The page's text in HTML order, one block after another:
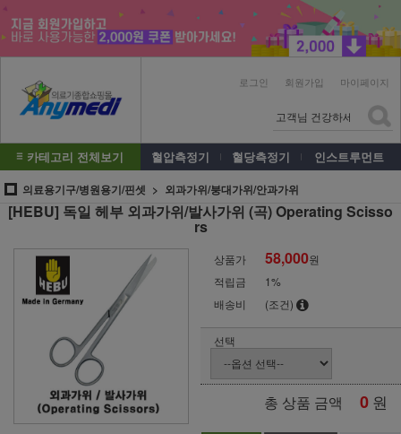
로그인 회원가입 마이페이지
카테고리 전체보기 혈압측정기 혈당측정기 인스트루먼트
의료용기구/병원용기/핀셋 외과가위/붕대가위/안과가위
[HEBU] 독일 헤부 외과가위/발사가위 (곡) Operating Scisso
rs
상품가 58,000원
적립금
1%
배송비
(조건)
선택
총 상품 금액 0 원